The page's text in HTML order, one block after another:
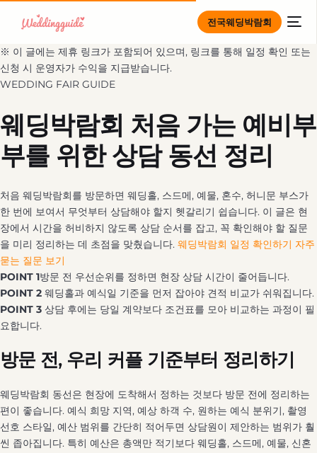
전국웨딩박람회
※ 이 글에는 제휴 링크가 포함되어 있으며, 링크를 통해 일정 확인 또는
신청 시 운영자가 수익을 지급받습니다.
WEDDING FAIR GUIDE
웨딩박람회 처음 가는 예비부
부를 위한 상담 동선 정리
처음 웨딩박람회를 방문하면 웨딩홀, 스드메, 예물, 혼수, 허니문 부스가
한 번에 보여서 무엇부터 상담해야 할지 헷갈리기 쉽습니다. 이 글은 현
장에서 시간을 허비하지 않도록 상담 순서를 잡고, 꼭 확인해야 할 질문
을 미리 정리하는 데 초점을 맞췄습니다. 웨딩박람회 일정 확인하기 자주
묻는 질문 보기
POINT 1방문 전 우선순위를 정하면 현장 상담 시간이 줄어듭니다.
POINT 2 웨딩홀과 예식일 기준을 먼저 잡아야 견적 비교가 쉬워집니다.
POINT 3 상담 후에는 당일 계약보다 조건표를 모아 비교하는 과정이 필
요합니다.
방문 전, 우리 커플 기준부터 정리하기
웨딩박람회 동선은 현장에 도착해서 정하는 것보다 방문 전에 정리하는
편이 좋습니다. 예식 희망 지역, 예상 하객 수, 원하는 예식 분위기, 촬영
선호 스타일, 예산 범위를 간단히 적어두면 상담원이 제안하는 범위가 훨
씬 좁아집니다. 특히 예산은 총액만 적기보다 웨딩홀, 스드메, 예물, 신혼